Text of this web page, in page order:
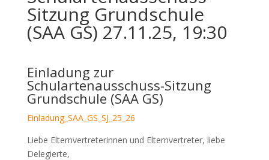
Sitzung Grundschule
(SAA GS) 27.11.25, 19:30
Einladung zur
Schulartenausschuss-Sitzung
Grundschule (SAA GS)
Einladung_SAA_GS_SJ_25_26
Liebe Elternvertreterinnen und Elternvertreter, liebe
Delegierte,